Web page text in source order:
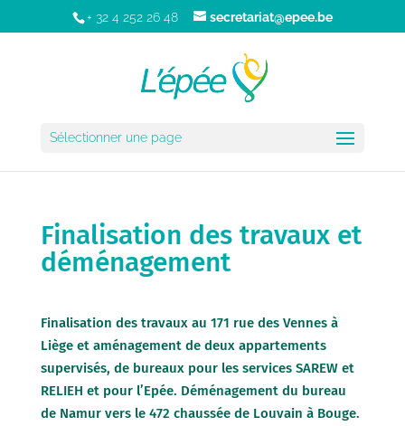
+ 32 4 252 26 48 secretariat@epee.be
Sélectionner une page
Finalisation des travaux et
déménagement
Finalisation des travaux au 171 rue des Vennes à
Liège et aménagement de deux appartements
supervisés, de bureaux pour les services SAREW et
RELIEH et pour l’Epée. Déménagement du bureau
de Namur vers le 472 chaussée de Louvain à Bouge.